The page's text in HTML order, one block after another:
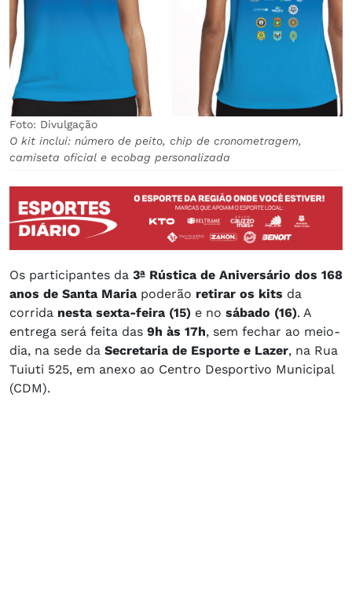
Foto: Divulgação
O kit inclui: número de peito, chip de cronometragem,
camiseta oficial e ecobag personalizada
Os participantes da 3ª Rústica de Aniversário dos 168
anos de Santa Maria poderão retirar os kits da
corrida nesta sexta-feira (15) e no sábado (16). A
entrega será feita das 9h às 17h, sem fechar ao meio-
dia, na sede da Secretaria de Esporte e Lazer, na Rua
Tuiuti 525, em anexo ao Centro Desportivo Municipal
(CDM).